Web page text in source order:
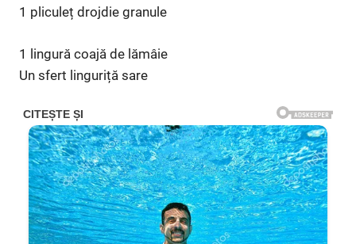
1 pliculeț drojdie granule
1 lingură coajă de lămâie
Un sfert linguriță sare